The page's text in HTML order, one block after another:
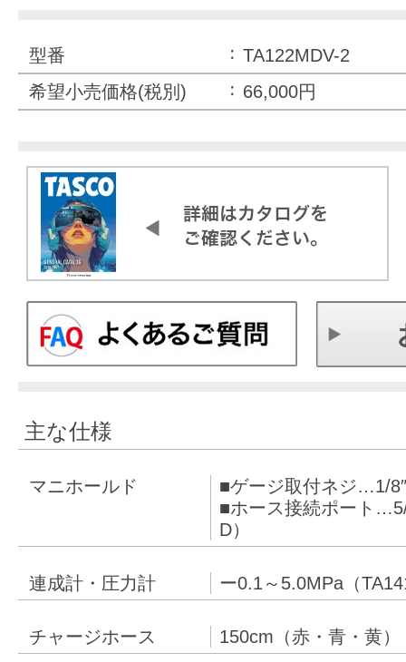
型番
TA122MDV-2
希望小売価格(税別)
66,000円
主な仕様
マニホールド
■ゲージ取付ネジ…1/
■ホース接続ポート
D）
連成計・圧力計 ー0.1～5.0MPa（
チャージホース 150cm（赤・青・黄）